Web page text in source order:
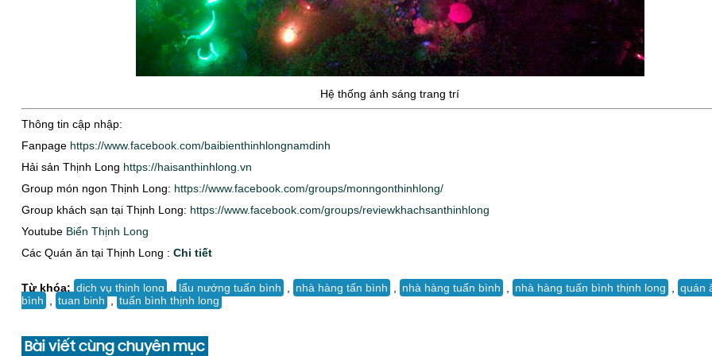
Hệ thống ánh sáng trang trí
Thông tin cập nhập:
Fanpage https://www.facebook.com/baibienthinhlongnamdinh
Hải sản Thịnh Long https://haisanthinhlong.vn
Group món ngon Thịnh Long: https://www.facebook.com/groups/monngonthinhlong/
Group khách sạn tại Thịnh Long: https://www.facebook.com/groups/reviewkhachsanthinhlong
Youtube Biển Thịnh Long
Các Quán ăn tại Thịnh Long : Chi tiết
Từ khóa: dịch vụ thịnh long , lẩu nướng tuấn bình , nhà hàng tấn bình , nhà hàng tuấn bình , nhà hàng tuấn bình thịnh long , quán
bình , tuan binh ,tuấn bình thịnh long
Bài viết cùng chuyên mục